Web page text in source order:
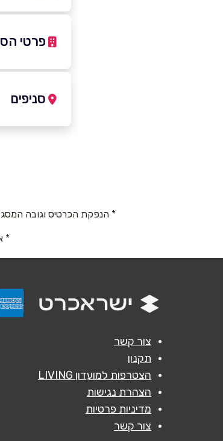
פרטי
נושא*
אנא חזרו
סניפים
* הנפקת הכרטיס וגובה
*
צור קשר
תקנון
הצטרפות למועדון LIVING
הצהרת נגישות
מדיניות פרטיות
צור קשר